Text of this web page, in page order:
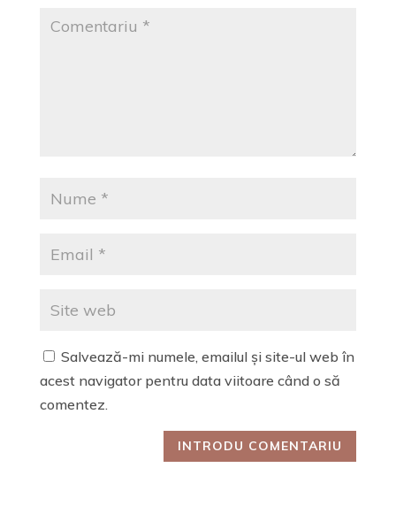
Salvează-mi numele, emailul și site-ul web în
acest navigator pentru data viitoare când o să
comentez.